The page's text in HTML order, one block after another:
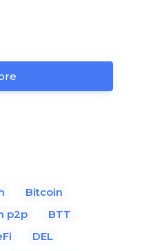
Bitcoin
p2p
BTT
DEL